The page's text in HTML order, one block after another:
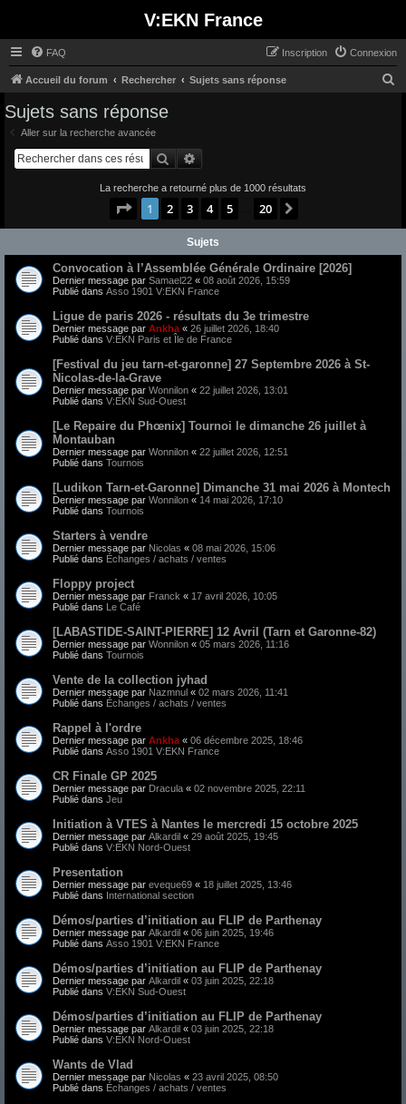
V:EKN France
FAQ Connexion
Inscription
Accueil du forum Rechercher Sujets sans réponse
h
e
Sujets sans réponse
Aller sur la recherche avancée
Rechercher
La recherche a retourné plus de 1000 résultats
Page 1sur20
1 2 3 4 5 20
Sujets
Convocation à l’Assemblée Générale Ordinaire [2026]
Dernier message par Samael22 « 08 août 2026, 15:59
Publié dans Asso 1901 V:EKN France
Ligue de paris 2026 - résultats du 3e trimestre
Dernier message par Ankha « 26 juillet 2026, 18:40
Publié dans V:EKN Paris et Île de France
[Festival du jeu tarn-et-garonne] 27 Septembre 2026 à St-
Nicolas-de-la-Grave
Dernier message par Wonnilon « 22 juillet 2026, 13:01
Publié dans V:EKN Sud-Ouest
[Le Repaire du Phœnix] Tournoi le dimanche 26 juillet à
Montauban
Dernier message par Wonnilon « 22 juillet 2026, 12:51
Publié dans Tournois
[Ludikon Tarn-et-Garonne] Dimanche 31 mai 2026 à Montech
Dernier message par Wonnilon « 14 mai 2026, 17:10
Publié dans Tournois
Starters à vendre
Dernier message par Nicolas « 08 mai 2026, 15:06
Publié dans Échanges / achats / ventes
Floppy project
Dernier message par Franck « 17 avril 2026, 10:05
Publié dans Le Café
[LABASTIDE-SAINT-PIERRE] 12 Avril (Tarn et Garonne-82)
Dernier message par Wonnilon « 05 mars 2026, 11:16
Publié dans Tournois
Vente de la collection jyhad
Dernier message par Nazmnul « 02 mars 2026, 11:41
Publié dans Échanges / achats / ventes
Rappel à l'ordre
Dernier message par Ankha « 06 décembre 2025, 18:46
Publié dans Asso 1901 V:EKN France
CR Finale GP 2025
Dernier message par Dracula « 02 novembre 2025, 22:11
Publié dans Jeu
Initiation à VTES à Nantes le mercredi 15 octobre 2025
Dernier message par Alkardil « 29 août 2025, 19:45
Publié dans V:EKN Nord-Ouest
Presentation
Dernier message par eveque69 « 18 juillet 2025, 13:46
Publié dans International section
Démos/parties d’initiation au FLIP de Parthenay
Dernier message par Alkardil « 06 juin 2025, 19:46
Publié dans Asso 1901 V:EKN France
Démos/parties d’initiation au FLIP de Parthenay
Dernier message par Alkardil « 03 juin 2025, 22:18
Publié dans V:EKN Sud-Ouest
Démos/parties d’initiation au FLIP de Parthenay
Dernier message par Alkardil « 03 juin 2025, 22:18
Publié dans V:EKN Nord-Ouest
Wants de Vlad
Dernier message par Nicolas « 23 avril 2025, 08:50
Publié dans Échanges / achats / ventes